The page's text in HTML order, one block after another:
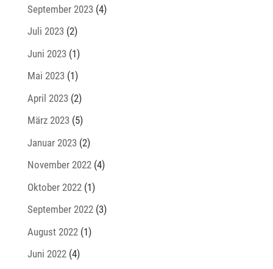
September 2023(4)
Juli 2023(2)
Juni 2023(1)
Mai 2023(1)
April 2023(2)
März 2023(5)
Januar 2023(2)
November 2022(4)
Oktober 2022(1)
September 2022(3)
August 2022(1)
Juni 2022(4)